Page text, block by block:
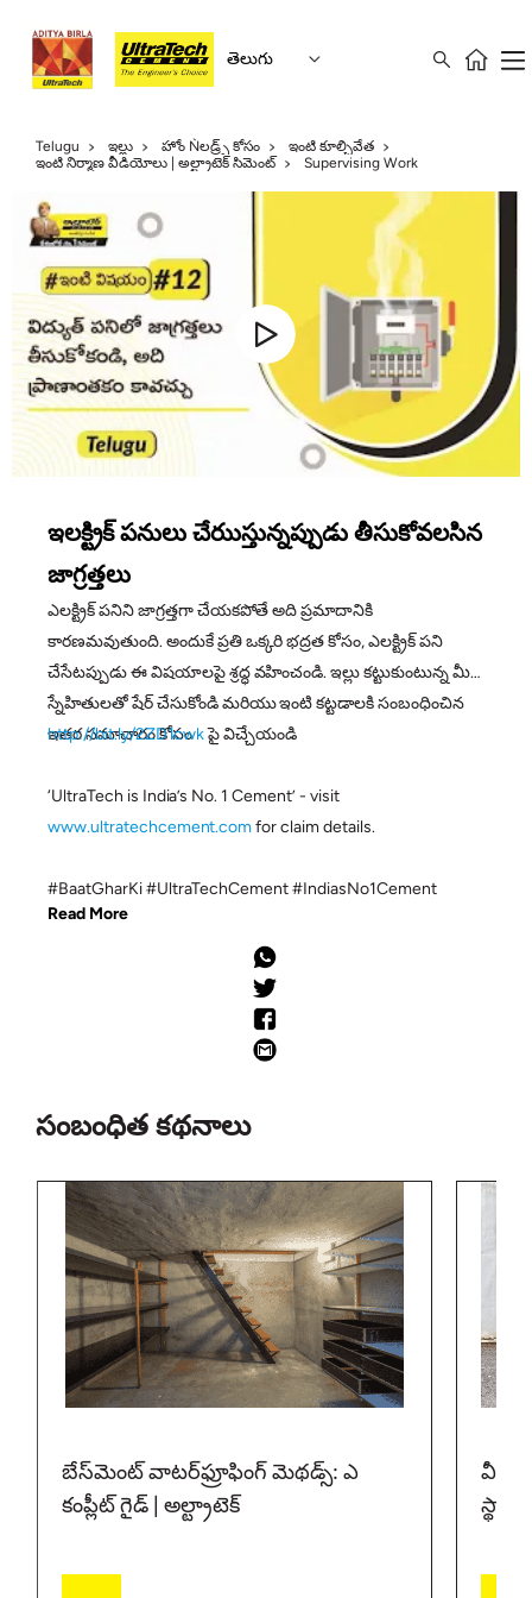
తెలుగు
Telugu ఇల్లు హోం Ǹలడ్ర్స్ కోసం
ఇంటి కూల్చివేత
ఇంటి నిర్మాణ వీడియోలు | అల్ట్రాటెక్ సిమెంట్
Supervising Work
ఇలక్ట్రిక్ పనులు చేరుుస్తున్నప్పుడు తీసుకోవలసిన
జాగ్రత్తలు
ఎలక్ట్రిక్ పనిని జాగ్రత్తగా చేయకపోతే అది ప్రమాదానికి
కారణమవుతుంది. అందుకే ప్రతి ఒక్కరి భద్రత కోసం, ఎలక్ట్రిక్ పని
చేసేటప్పుడు ఈ విషయాలపై శ్రద్ధ వహించండి. ఇల్లు కట్టుకుంటున్న మీ
స్నేహితులతో షేర్ చేసుకోండి మరియు ఇంటి కట్టడాలకి సంబంధించిన
ఇతర సమాచారం కోసం
http://bit.ly/2ZD1cwkపై విచ్చేయండి
‘UltraTech is India’s No. 1 Cement’ - visit
www.ultratechcement.comfor claim details.
#BaatGharKi #UltraTechCement #IndiasNo1Cement
Read More
సంబంధిత కథనాలు
బేస్‌మెంట్ వాటర్‌ఫ్రూఫింగ్ మెథడ్స్: ఎ
కంప్లీట్ గైడ్ | అల్ట్రాటెక్
వీప్